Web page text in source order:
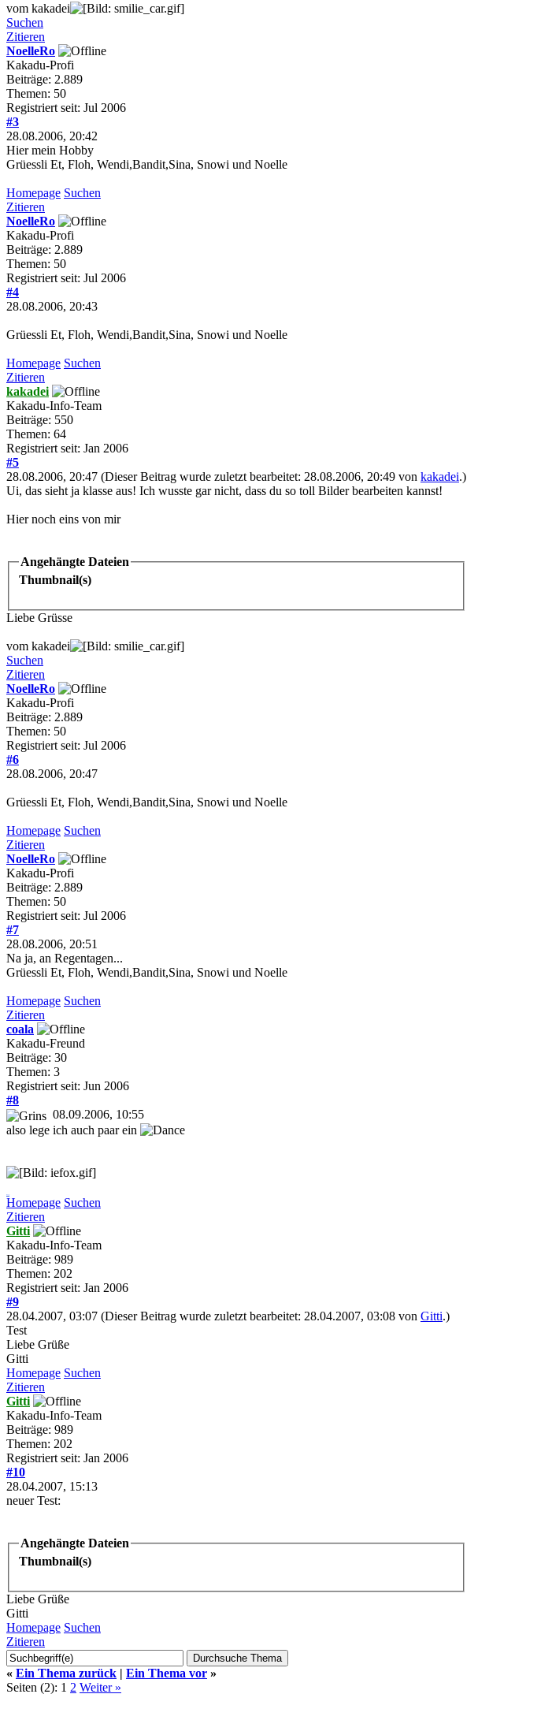
vom kakadei
Suchen
Zitieren
NoelleRo
Kakadu-Profi
Beiträge: 2.889
Themen: 50
Registriert seit: Jul 2006
#3
28.08.2006, 20:42
Hier mein Hobby
Grüessli Et, Floh, Wendi,Bandit,Sina, Snowi und Noelle
Homepage Suchen
Zitieren
NoelleRo
Kakadu-Profi
Beiträge: 2.889
Themen: 50
Registriert seit: Jul 2006
#4
28.08.2006, 20:43
Grüessli Et, Floh, Wendi,Bandit,Sina, Snowi und Noelle
Homepage Suchen
Zitieren
kakadei
Kakadu-Info-Team
Beiträge: 550
Themen: 64
Registriert seit: Jan 2006
#5
28.08.2006, 20:47 (Dieser Beitrag wurde zuletzt bearbeitet: 28.08.2006, 20:49 von kakadei.)
Ui, das sieht ja klasse aus! Ich wusste gar nicht, dass du so toll Bilder bearbeiten kannst!
Hier noch eins von mir
Angehängte Dateien
Thumbnail(s)
Liebe Grüsse
vom kakadei
Suchen
Zitieren
NoelleRo
Kakadu-Profi
Beiträge: 2.889
Themen: 50
Registriert seit: Jul 2006
#6
28.08.2006, 20:47
Grüessli Et, Floh, Wendi,Bandit,Sina, Snowi und Noelle
Homepage Suchen
Zitieren
NoelleRo
Kakadu-Profi
Beiträge: 2.889
Themen: 50
Registriert seit: Jul 2006
#7
28.08.2006, 20:51
Na ja, an Regentagen...
Grüessli Et, Floh, Wendi,Bandit,Sina, Snowi und Noelle
Homepage Suchen
Zitieren
coala
Kakadu-Freund
Beiträge: 30
Themen: 3
Registriert seit: Jun 2006
#8
08.09.2006, 10:55
also lege ich auch paar ein
Homepage Suchen
Zitieren
Gitti
Kakadu-Info-Team
Beiträge: 989
Themen: 202
Registriert seit: Jan 2006
#9
28.04.2007, 03:07 (Dieser Beitrag wurde zuletzt bearbeitet: 28.04.2007, 03:08 von Gitti.)
Test
Liebe Grüße
Gitti
Homepage Suchen
Zitieren
Gitti
Kakadu-Info-Team
Beiträge: 989
Themen: 202
Registriert seit: Jan 2006
#10
28.04.2007, 15:13
neuer Test:
Angehängte Dateien
Thumbnail(s)
Liebe Grüße
Gitti
Homepage Suchen
Zitieren
« Ein Thema zurück | Ein Thema vor »
Seiten (2): 1 2 Weiter »